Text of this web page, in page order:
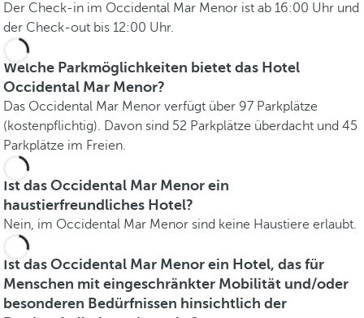
Der Check-in im Occidental Mar Menor ist ab 16:00 Uhr und
der Check-out bis 12:00 Uhr.
Welche Parkmöglichkeiten bietet das Hotel
Occidental Mar Menor?
Das Occidental Mar Menor verfügt über 97 Parkplätze
(kostenpflichtig). Davon sind 52 Parkplätze überdacht und 45
Parkplätze im Freien.
Ist das Occidental Mar Menor ein
haustierfreundliches Hotel?
Nein, im Occidental Mar Menor sind keine Haustiere erlaubt.
Ist das Occidental Mar Menor ein Hotel, das für
Menschen mit eingeschränkter Mobilität und/oder
besonderen Bedürfnissen hinsichtlich der